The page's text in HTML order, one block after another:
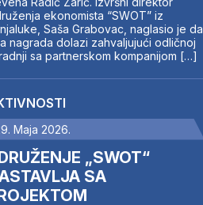
ekonomista “SWOT” iz
Saša Grabovac, naglasio je da
nagrada dolazi zahvaljujući odličnoj
sa partnerskom kompanijom […]
Maja 2026.
„SWOT“
SA